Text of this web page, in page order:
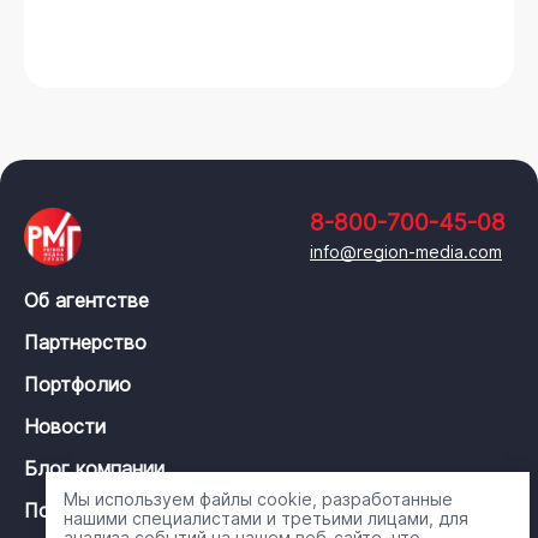
8-800-700-45-08
info@region-media.com
Об агентстве
Партнерство
Портфолио
Новости
Блог компании
Политика конфиденциальности
Мы используем файлы cookie, разработанные
нашими специалистами и третьими лицами, для